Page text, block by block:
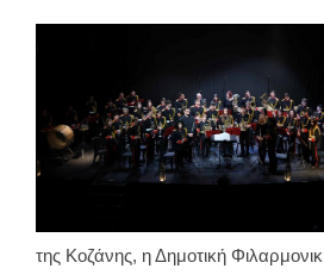
της Κοζάνης, η Δημοτική